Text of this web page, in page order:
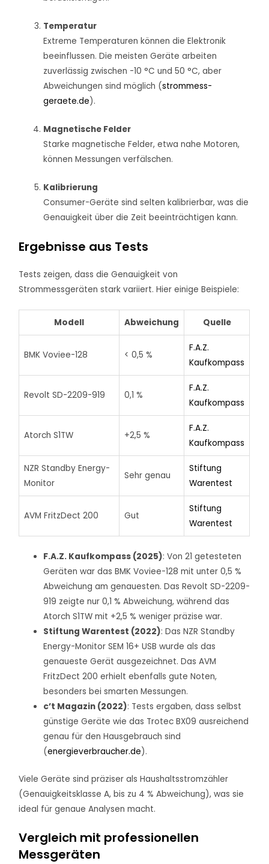
Temperatur
Extreme Temperaturen können die Elektronik
beeinflussen. Die meisten Geräte arbeiten
zuverlässig zwischen -10 °C und 50 °C, aber
Abweichungen sind möglich (strommess-
geraete.de).
Magnetische Felder
Starke magnetische Felder, etwa nahe Motoren,
können Messungen verfälschen.
Kalibrierung
Consumer-Geräte sind selten kalibrierbar, was die
Genauigkeit über die Zeit beeinträchtigen kann.
Ergebnisse aus Tests
Tests zeigen, dass die Genauigkeit von
Strommessgeräten stark variiert. Hier einige Beispiele:
Modell Abweichung Quelle
BMK Voviee-128 < 0,5 %
F.A.Z.
Kaufkompass
Revolt SD-2209-919 0,1 %
F.A.Z.
Kaufkompass
Atorch S1TW +2,5 %
F.A.Z.
Kaufkompass
NZR Standby Energy-
Monitor
Sehr genau
Stiftung
Warentest
AVM FritzDect 200 Gut
Stiftung
Warentest
F.A.Z. Kaufkompass (2025): Von 21 getesteten
Geräten war das BMK Voviee-128 mit unter 0,5 %
Abweichung am genauesten. Das Revolt SD-2209-
919 zeigte nur 0,1 % Abweichung, während das
Atorch S1TW mit +2,5 % weniger präzise war.
Stiftung Warentest (2022): Das NZR Standby
Energy-Monitor SEM 16+ USB wurde als das
genaueste Gerät ausgezeichnet. Das AVM
FritzDect 200 erhielt ebenfalls gute Noten,
besonders bei smarten Messungen.
c’t Magazin (2022): Tests ergaben, dass selbst
günstige Geräte wie das Trotec BX09 ausreichend
genau für den Hausgebrauch sind
(energieverbraucher.de).
Viele Geräte sind präziser als Haushaltsstromzähler
(Genauigkeitsklasse A, bis zu 4 % Abweichung), was sie
ideal für genaue Analysen macht.
Vergleich mit professionellen
Messgeräten